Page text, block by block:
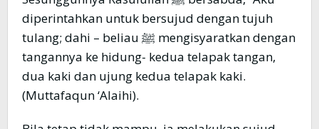
diperintahkan untuk bersujud dengan tujuh
tulang; dahi – beliau ﷺ mengisyaratkan dengan
tangannya ke hidung- kedua telapak tangan,
dua kaki dan ujung kedua telapak kaki.
(Muttafaqun ‘Alaihi).